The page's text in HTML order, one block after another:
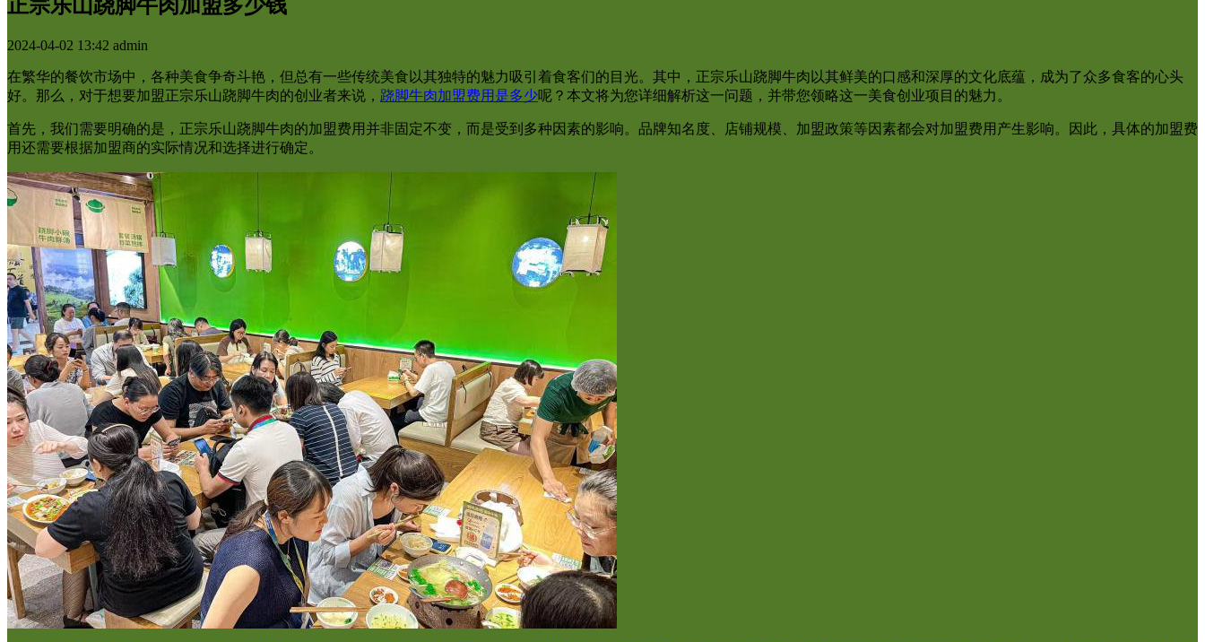
正宗乐山跷脚牛肉加盟多少钱
2024-04-02 13:42 admin
在繁华的餐饮市场中，各种美食争奇斗艳，但总有一些传统美食以其独特的魅力吸引着食客们的目光。其中，正宗乐山跷脚牛肉以其鲜美的口感和深厚的文化底蕴，成为了众多食客的心头
好。那么，对于想要加盟正宗乐山跷脚牛肉的创业者来说， 跷脚牛肉加盟费用是多少呢？本文将为您详细解析这一问题，并带您领略这一美食创业项目的魅力。
首先，我们需要明确的是，正宗乐山跷脚牛肉的加盟费用并非固定不变，而是受到多种因素的影响。品牌知名度、店铺规模、加盟政策等因素都会对加盟费用产生影响。因此，具体的加盟费
用还需要根据加盟商的实际情况和选择进行确定。